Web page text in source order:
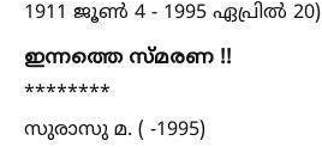
1911 ജൂണ്‍ 4 - 1995 ഏപ്രില്‍ 20)
ഇന്നത്തെ സ്മരണ !!
********
സുരാസു മ. ( -1995)